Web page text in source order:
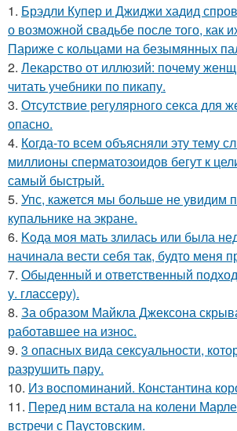
1. Брэдли Купер и Джиджи хадид
о возможной свадьбе после того, как
Париже с кольцами на безымянных
2. Лекарство от иллюзий: почему
читать учебники по пикапу.
3. Отсутствие регулярного секса для
опасно.
4. Когда-то всем объясняли эту тему
миллионы сперматозоидов бегут к
самый быстрый.
5. Упс, кажется мы больше не увидим
купальнике на экране.
6. Koда моя мать злилась или была
начинала вести себя так, будто меня
7. Обыденный и ответственный
у. глассеру).
8. За образом Майкла Джексона
работавшее на износ.
9. 3 опасных вида сексуальности,
разрушить пару.
10. Из воспоминаний. Константина
11. Перед ним встала на колени
встречи с Паустовским.